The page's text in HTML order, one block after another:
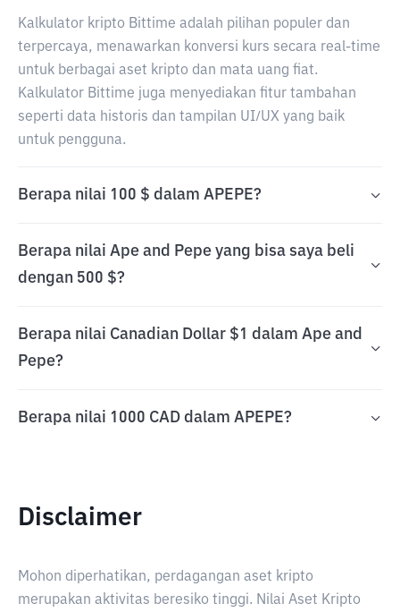
Kalkulator kripto Bittime adalah pilihan populer dan
terpercaya, menawarkan konversi kurs secara real-time
untuk berbagai aset kripto dan mata uang fiat.
Kalkulator Bittime juga menyediakan fitur tambahan
seperti data historis dan tampilan UI/UX yang baik
untuk pengguna.
Berapa nilai 100 $ dalam APEPE?
Berapa nilai Ape and Pepe yang bisa saya beli
dengan 500 $?
Berapa nilai Canadian Dollar $1 dalam Ape and
Pepe?
Berapa nilai 1000 CAD dalam APEPE?
Disclaimer
Mohon diperhatikan, perdagangan aset kripto
merupakan aktivitas beresiko tinggi. Nilai Aset Kripto